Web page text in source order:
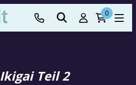
0
Ikigai Teil 2